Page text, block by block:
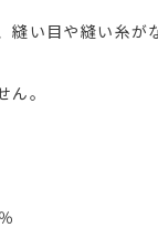
縫い目や縫い糸が
。